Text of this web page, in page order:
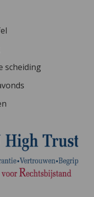
scheiding